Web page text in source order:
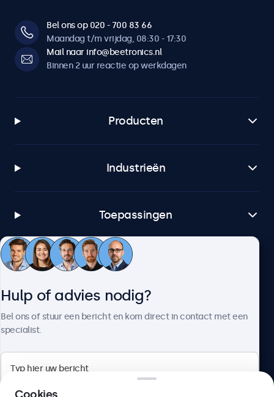
Bel ons op 020 - 700 83 66
Maandag t/m vrijdag, 08:30 - 17:30
Mail naar info@beetronics.nl
Binnen 2 uur reactie op werkdagen
Producten
Industrieën
Toepassingen
Klantenservice
Hulp of advies nodig?
Bel ons of stuur een bericht en kom direct in contact met een
specialist.